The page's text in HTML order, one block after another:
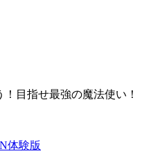
目指せ最強の魔法使い！